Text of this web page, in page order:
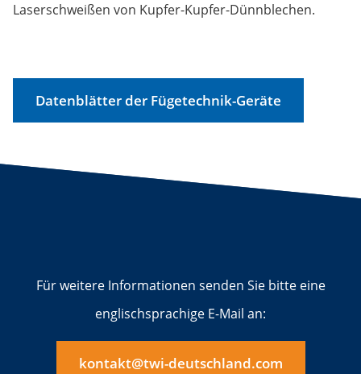
Laserschweißen von Kupfer-Kupfer-Dünnblechen.
Datenblätter der Fügetechnik-Geräte
Für weitere Informationen senden Sie bitte eine
englischsprachige E-Mail an:
kontakt@twi-deutschland.com